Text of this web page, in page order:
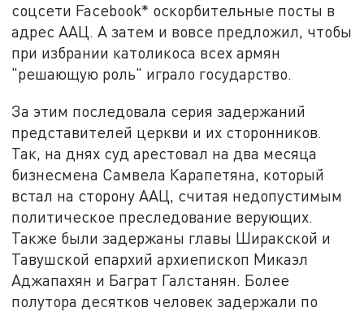
соцсети Facebook* оскорбительные посты в
адрес ААЦ. А затем и вовсе предложил, чтобы
при избрании католикоса всех армян
"решающую роль" играло государство.
За этим последовала серия задержаний
представителей церкви и их сторонников.
Так, на днях суд арестовал на два месяца
бизнесмена Самвела Карапетяна, который
встал на сторону ААЦ, считая недопустимым
политическое преследование верующих.
Также были задержаны главы Ширакской и
Тавушской епархий архиепископ Микаэл
Аджапахян и Баграт Галстанян. Более
полутора десятков человек задержали по